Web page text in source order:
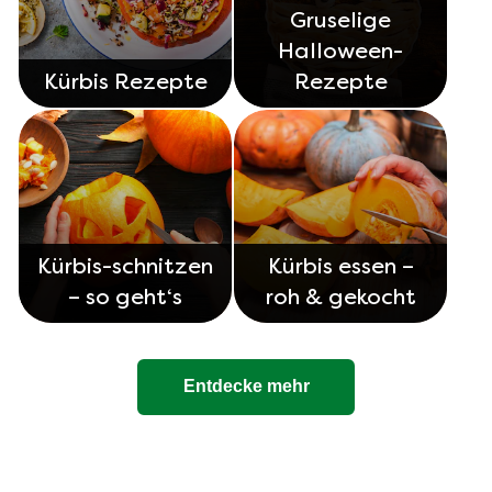
Kürbis Rezepte
Gruselige
Halloween-
Rezepte
Kürbis-schnitzen
– so geht‘s
Kürbis essen –
roh & gekocht
Entdecke mehr